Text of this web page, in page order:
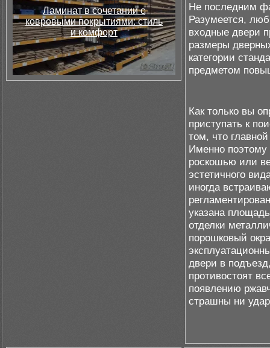
Ламинат в сочетании с
ковровыми покрытиями: стиль
и комфорт
Не последним
Разумеется,
входные двери
размеры
категории
предметом
Как только вы
приступать к
том, что
Именно поэтому
роскошью или
эстетичного
иногда
указана
отделки
порошковый
двери в
противостоят
появлению
страшны ни